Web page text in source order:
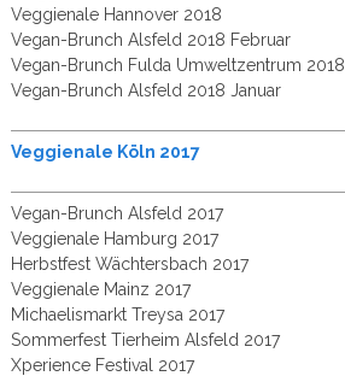
Veggienale Hannover 2018
Vegan-Brunch Alsfeld 2018 Februar
Vegan-Brunch Fulda Umweltzentrum 2018
Vegan-Brunch Alsfeld 2018 Januar
Veggienale Köln 2017
Vegan-Brunch Alsfeld 2017
Veggienale Hamburg 2017
Herbstfest Wächtersbach 2017
Veggienale Mainz 2017
Michaelismarkt Treysa 2017
Sommerfest Tierheim Alsfeld 2017
Xperience Festival 2017